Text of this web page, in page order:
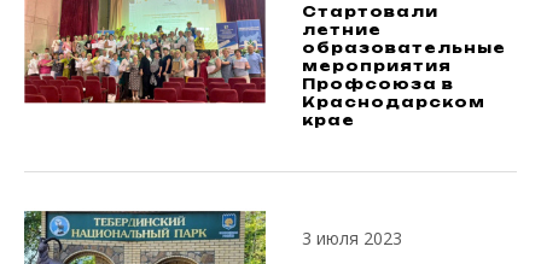
Стартовали
летние
образовательные
мероприятия
Профсоюза в
Краснодарском
крае
3 июля 2023